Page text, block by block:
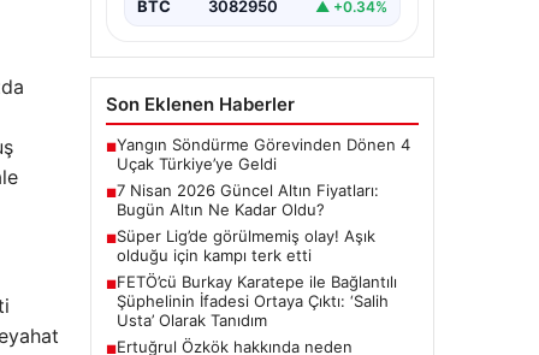
BTC 3082950 ▲ +0.34%
Son Eklenen Haberler
■Yangın Söndürme Görevinden Dönen 4
Uçak Türkiye’ye Geldi
■7 Nisan 2026 Güncel Altın Fiyatları:
Bugün Altın Ne Kadar Oldu?
■Süper Lig’de görülmemiş olay! Aşık
olduğu için kampı terk etti
■FETÖ’cü Burkay Karatepe ile Bağlantılı
Şüphelinin İfadesi Ortaya Çıktı: ‘Salih
Usta’ Olarak Tanıdım
■Ertuğrul Özkök hakkında neden